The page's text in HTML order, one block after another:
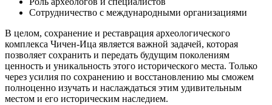
Сотрудничество с международными организациями
В целом, сохранение и реставрация археологического
комплекса Чичен-Ица является важной задачей, которая
позволяет сохранить и передать будущим поколениям
ценность и уникальность этого исторического места. Только
через усилия по сохранению и восстановлению мы сможем
полноценно изучать и наслаждаться этим удивительным
местом и его историческим наследием.